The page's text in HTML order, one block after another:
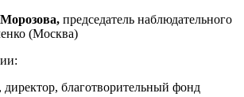
председатель наблюдательного
(Москва)
, директор, благотворительный фонд